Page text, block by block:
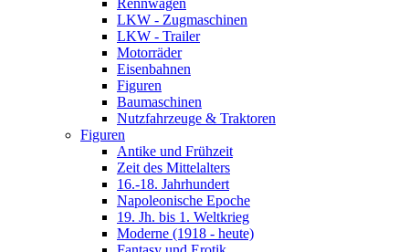
Rennwagen
LKW - Zugmaschinen
LKW - Trailer
Motorräder
Eisenbahnen
Figuren
Baumaschinen
Nutzfahrzeuge & Traktoren
Figuren
Antike und Frühzeit
Zeit des Mittelalters
16.-18. Jahrhundert
Napoleonische Epoche
19. Jh. bis 1. Weltkrieg
Moderne (1918 - heute)